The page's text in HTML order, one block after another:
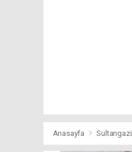
Anasayfa Sultangazi